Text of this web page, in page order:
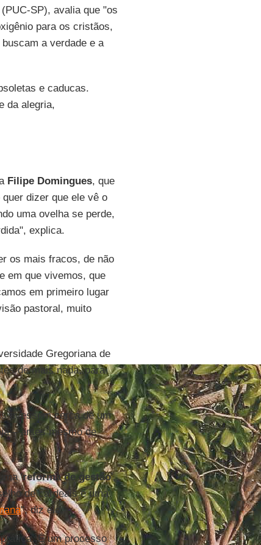
SP), avalia que "os
para os cristãos,
a verdade e a
e caducas.
da alegria,
Filipe Domingues, que
dizer que ele vê o
uma ovelha se perde,
explica.
os mais fracos, de não
em que vivemos, que
em primeiro lugar
pastoral, muito
Gregoriana de
de mais nada, para
tivessem cerca de um
– antes mesmo de
'reforma de gestão',
de cardeais e uma
", diz ele.
É um processo